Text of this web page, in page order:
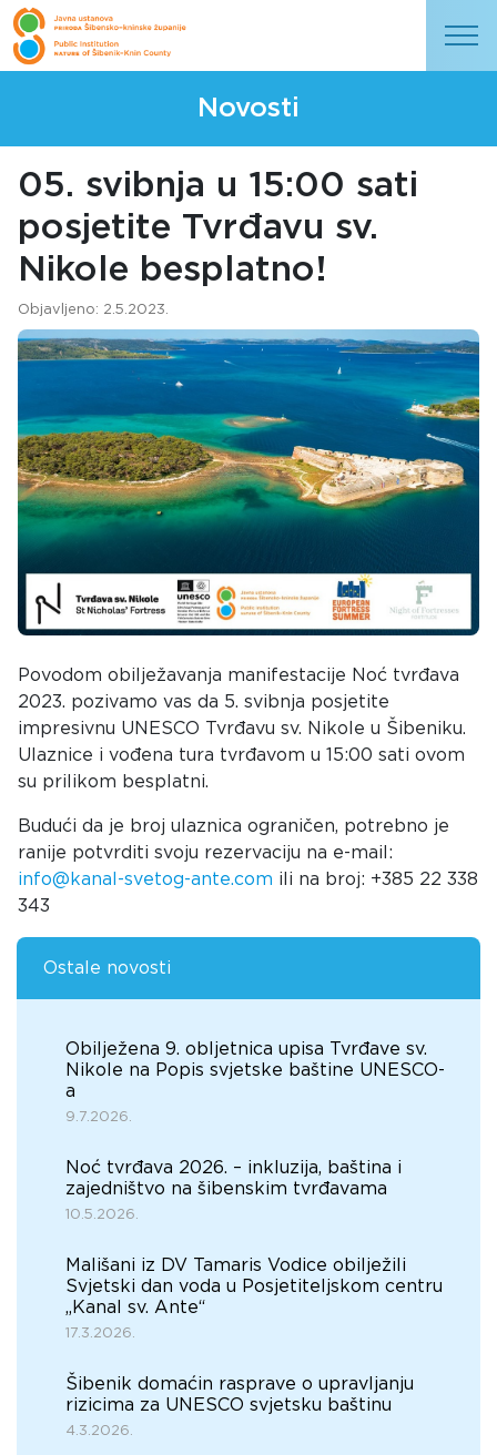
Novosti
05. svibnja u 15:00 sati
posjetite Tvrđavu sv.
Nikole besplatno!
Objavljeno: 2.5.2023.
Povodom obilježavanja manifestacije Noć tvrđava
2023. pozivamo vas da 5. svibnja posjetite
impresivnu UNESCO Tvrđavu sv. Nikole u Šibeniku.
Ulaznice i vođena tura tvrđavom u 15:00 sati ovom
su prilikom besplatni.
Budući da je broj ulaznica ograničen, potrebno je
ranije potvrditi svoju rezervaciju na e-mail:
info@kanal-svetog-ante.com ili na broj: +385 22 338
343
Ostale novosti
Obilježena 9. obljetnica upisa Tvrđave sv.
Nikole na Popis svjetske baštine UNESCO-
a
9.7.2026.
Noć tvrđava 2026. – inkluzija, baština i
zajedništvo na šibenskim tvrđavama
10.5.2026.
Mališani iz DV Tamaris Vodice obilježili
Svjetski dan voda u Posjetiteljskom centru
„Kanal sv. Ante“
17.3.2026.
Šibenik domaćin rasprave o upravljanju
rizicima za UNESCO svjetsku baštinu
4.3.2026.